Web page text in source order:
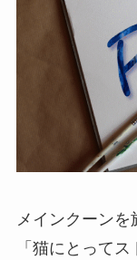
メインクーン
「猫にとって